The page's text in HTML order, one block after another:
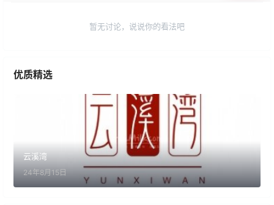
暂无讨论，说说你的看法吧
优质精选
云溪湾
24年8月15日